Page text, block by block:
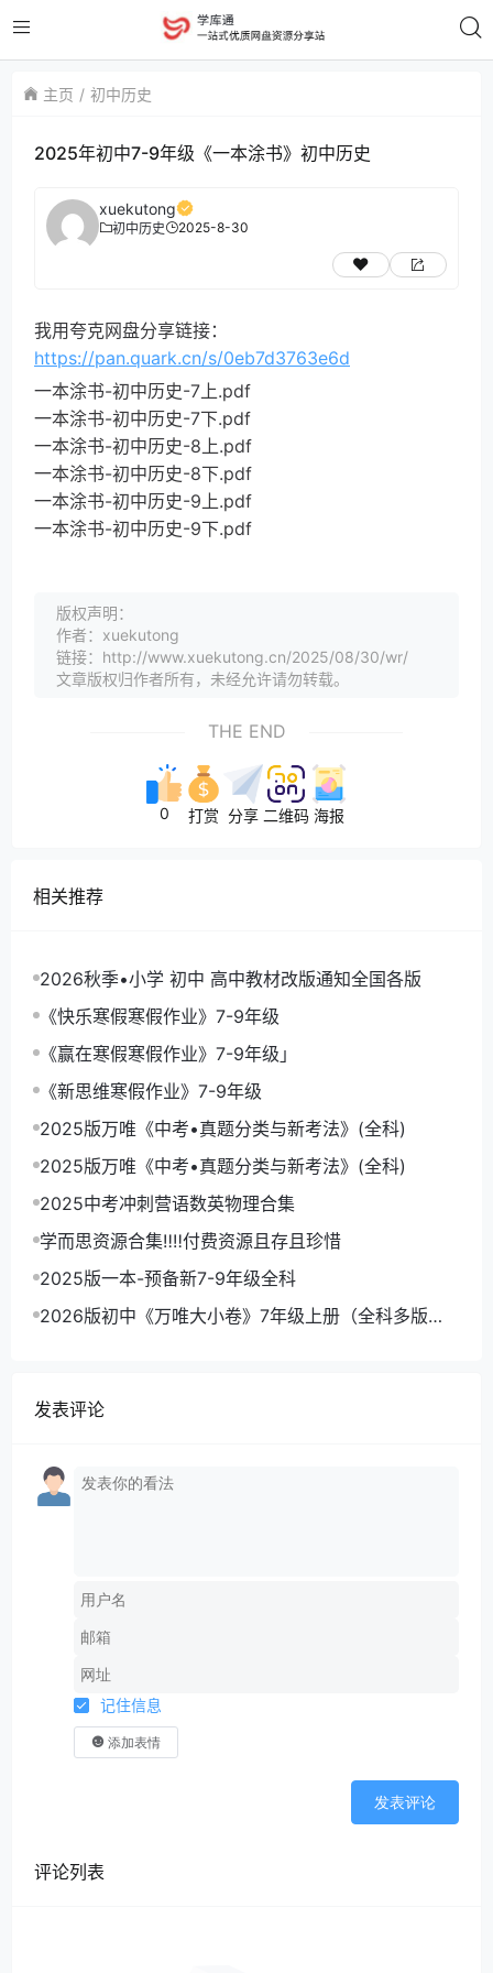
主页 初中历史
2025年初中7-9年级《一本涂书》初中历史
xuekutong
初中历史 2025-8-30
我用夸克网盘分享链接：
https://pan.quark.cn/s/0eb7d3763e6d
一本涂书-初中历史-7上.pdf
一本涂书-初中历史-7下.pdf
一本涂书-初中历史-8上.pdf
一本涂书-初中历史-8下.pdf
一本涂书-初中历史-9上.pdf
一本涂书-初中历史-9下.pdf
版权声明：
作者：xuekutong
链接：http://www.xuekutong.cn/2025/08/30/wr/
文章版权归作者所有，未经允许请勿转载。
THE END
0 打赏 分享 二维码 海报
相关推荐
2026秋季•小学 初中 高中教材改版通知全国各版
《快乐寒假寒假作业》7-9年级
《赢在寒假寒假作业》7-9年级」
《新思维寒假作业》7-9年级
2025版万唯《中考•真题分类与新考法》(全科)
2025版万唯《中考•真题分类与新考法》(全科)
2025中考冲刺营语数英物理合集
学而思资源合集‼‼付费资源且存且珍惜
2025版一本-预备新7-9年级全科
2026版初中《万唯大小卷》7年级上册（全科多版
发表评论
记住信息
添加表情
发表评论
评论列表